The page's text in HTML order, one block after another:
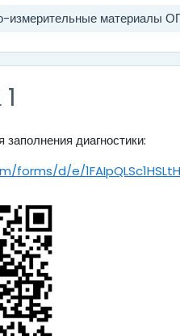
измерительные материалы
диагностики:
d/e/